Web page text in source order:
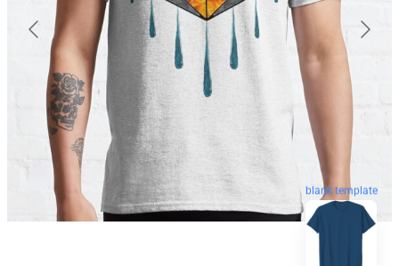
blank template